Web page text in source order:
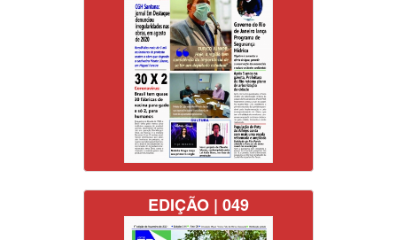
EDIÇÃO | 049